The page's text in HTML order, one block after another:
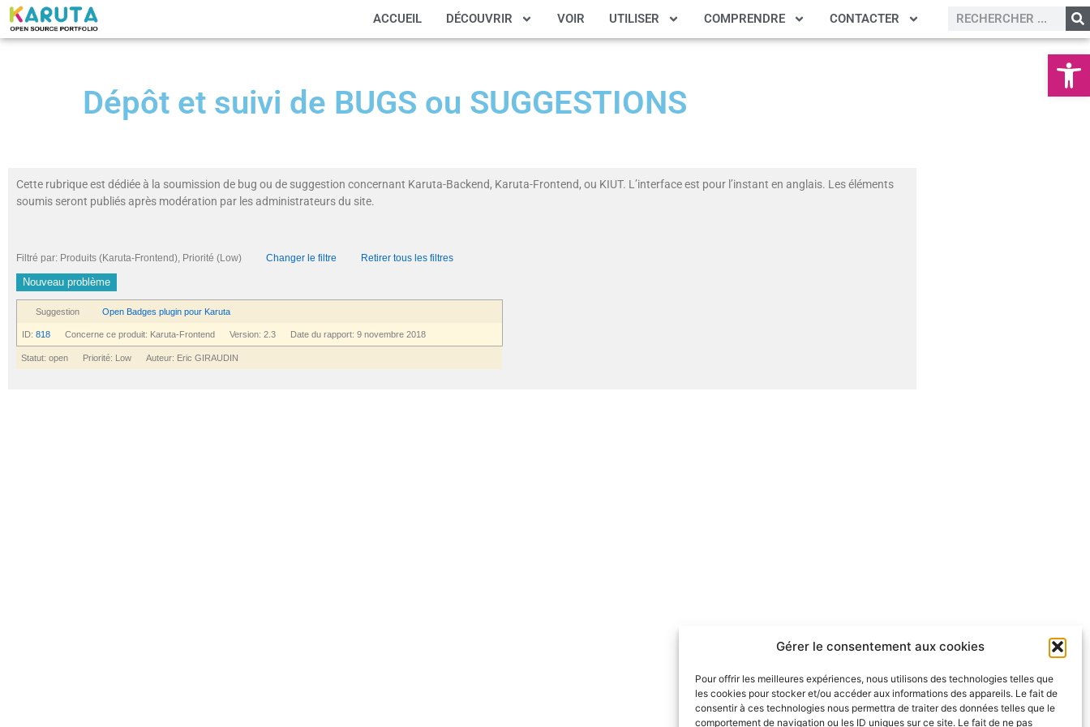
Ouvrir
Gérer le consentement aux cookies
Pour offrir les meilleures expériences, nous utilisons des technologies telles que
les cookies pour stocker et/ou accéder aux informations des appareils. Le fait de
consentir à ces technologies nous permettra de traiter des données telles que le
comportement de navigation ou les ID uniques sur ce site. Le fait de ne pas
ACCUEIL DÉCOUVRIR VOIR UTILISER COMPRENDRE CONTACTER
Dépôt et suivi de BUGS ou SUGGESTIONS
Cette rubrique est dédiée à la soumission de bug ou de suggestion concernant Karuta-Backend, Karuta-Frontend, ou KIUT. L’interface est pour l’instant en anglais. Les éléments
soumis seront publiés après modération par les administrateurs du site.
Filtré par: Produits (Karuta-Frontend), Priorité (Low) Changer le filtre Retirer tous les filtres
Nouveau problème
Suggestion Open Badges plugin pour Karuta
ID: 818 Concerne ce produit: Karuta-Frontend Version: 2.3 Date du rapport: 9 novembre 2018
Statut: open Priorité: Low Auteur: Eric GIRAUDIN